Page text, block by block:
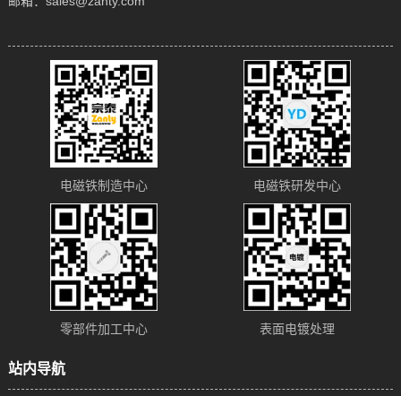
电磁铁制造中心 电磁铁研发中心
零部件加工中心 表面电镀处理
站内导航